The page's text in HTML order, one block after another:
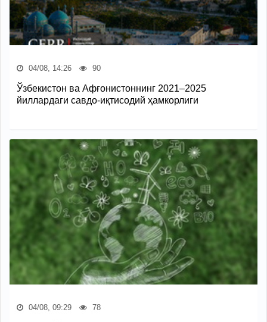
04/08, 14:26 90
Ўзбекистон ва Афғонистоннинг 2021–2025
йиллардаги савдо-иқтисодий ҳамкорлиги
04/08, 09:29 78